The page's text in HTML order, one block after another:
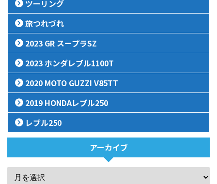
ツーリング
旅つれづれ
2023 GR スープラSZ
2023 ホンダレブル1100T
2020 MOTO GUZZI V85TT
2019 HONDAレブル250
レブル250
アーカイブ